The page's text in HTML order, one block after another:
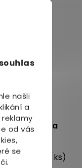
našli
a
od vás
se
AF tinktura
1 dne
(>10 ks)